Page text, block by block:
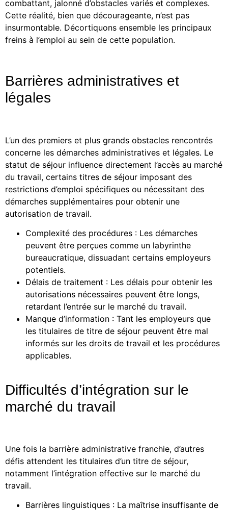
combattant, jalonné d’obstacles variés et complexes.
Cette réalité, bien que décourageante, n’est pas
insurmontable. Décortiquons ensemble les principaux
freins à l’emploi au sein de cette population.
Barrières administratives et
légales
L’un des premiers et plus grands obstacles rencontrés
concerne les démarches administratives et légales. Le
statut de séjour influence directement l’accès au marché
du travail, certains titres de séjour imposant des
restrictions d’emploi spécifiques ou nécessitant des
démarches supplémentaires pour obtenir une
autorisation de travail.
Complexité des procédures : Les démarches
peuvent être perçues comme un labyrinthe
bureaucratique, dissuadant certains employeurs
potentiels.
Délais de traitement : Les délais pour obtenir les
autorisations nécessaires peuvent être longs,
retardant l’entrée sur le marché du travail.
Manque d’information : Tant les employeurs que
les titulaires de titre de séjour peuvent être mal
informés sur les droits de travail et les procédures
applicables.
Difficultés d’intégration sur le
marché du travail
Une fois la barrière administrative franchie, d’autres
défis attendent les titulaires d’un titre de séjour,
notamment l’intégration effective sur le marché du
travail.
Barrières linguistiques : La maîtrise insuffisante de